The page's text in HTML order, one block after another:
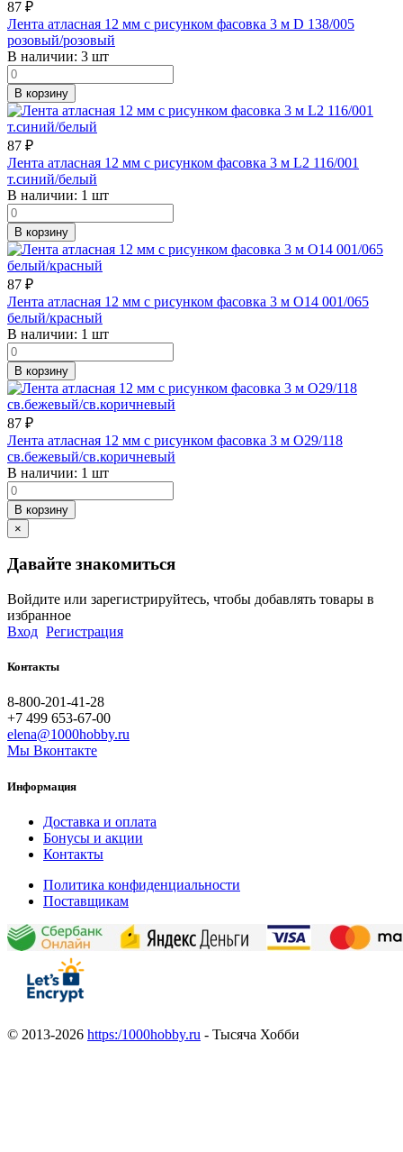
87 ₽
Лента атласная 12 мм с рисунком фасовка 3 м D 138/005
розовый/розовый
В наличии: 3 шт
В корзину
87 ₽
Лента атласная 12 мм с рисунком фасовка 3 м L2 116/001
т.синий/белый
В наличии: 1 шт
В корзину
87 ₽
Лента атласная 12 мм с рисунком фасовка 3 м O14 001/065
белый/красный
В наличии: 1 шт
В корзину
87 ₽
Лента атласная 12 мм с рисунком фасовка 3 м O29/118
св.бежевый/св.коричневый
В наличии: 1 шт
В корзину
×
Давайте знакомиться
Войдите или зарегистрируйтесь, чтобы добавлять товары в
избранное
Вход Регистрация
Контакты
8-800-201-41-28
+7 499 653-67-00
elena@1000hobby.ru
Мы Вконтакте
Информация
Доставка и оплата
Бонусы и акции
Контакты
Политика конфиденциальности
Поставщикам
© 2013-2026 https:/1000hobby.ru - Тысяча Хобби